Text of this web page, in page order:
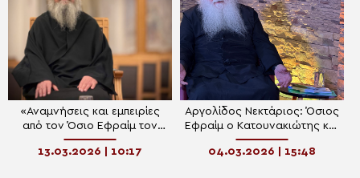
«Αναμνήσεις και εμπειρίες
από τον Όσιο Εφραίμ τον
Κατουνακιώτη» (Μέρος Β΄)
13.03.2026 | 10:17
Αργολίδος Νεκτάριος: Όσιος
Εφραίμ ο Κατουνακιώτης και
Όσιος Παπα-Τύχων ο
Αγιορείτης
04.03.2026 | 15:48